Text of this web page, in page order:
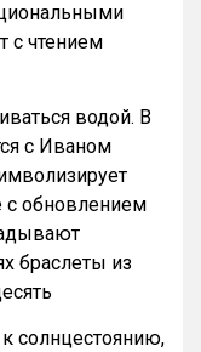
с чтением
водой. В
с Иваном
с обновлением
браслеты из
солнцестоянию,